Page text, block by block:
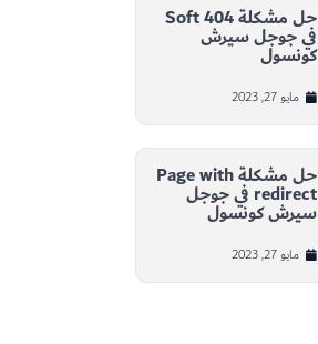
حل مشكلة Soft 404
في جوجل سيرش
كونسول
مايو 27, 2023
حل مشكلة Page with
redirect في جوجل
سيرش كونسول
مايو 27, 2023